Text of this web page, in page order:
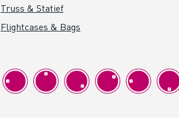
Truss & Statief
Flightcases & Bags